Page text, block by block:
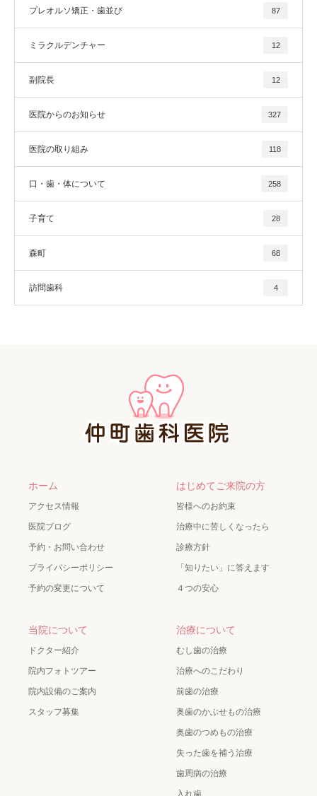
プレオルソ矯正・歯並び 87
ミラクルデンチャー 12
副院長 12
医院からのお知らせ 327
医院の取り組み 118
口・歯・体について 258
子育て 28
森町 68
訪問歯科 4
ホーム
アクセス情報
医院ブログ
予約・お問い合わせ
プライバシーポリシー
予約の変更について
はじめてご来院の方
皆様へのお約束
治療中に苦しくなったら
診療方針
「知りたい」に答えます
４つの安心
当院について
ドクター紹介
院内フォトツアー
院内設備のご案内
スタッフ募集
治療について
むし歯の治療
治療へのこだわり
前歯の治療
奥歯のかぶせもの治療
奥歯のつめもの治療
失った歯を補う治療
歯周病の治療
入れ歯